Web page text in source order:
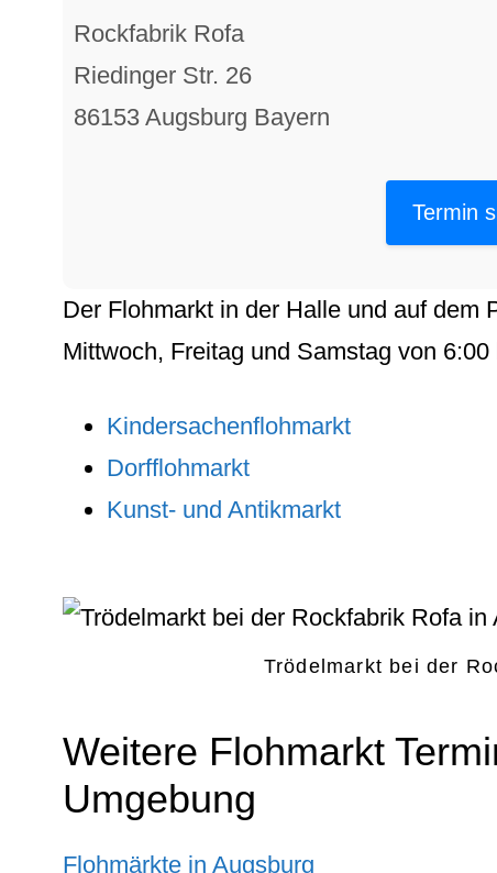
Rockfabrik Rofa
Riedinger Str. 26
86153 Augsburg Bayern
Termin
Der Flohmarkt in der Halle und auf dem
Mittwoch, Freitag und Samstag von 6:00
Kindersachenflohmarkt
Dorfflohmarkt
Kunst- und Antikmarkt
Trödelmarkt bei der
Weitere Flohmarkt
Umgebung
Flohmärkte in Augsburg